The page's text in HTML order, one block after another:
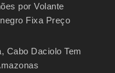
por Volante
Fixa Preço
Cabo Daciolo Tem